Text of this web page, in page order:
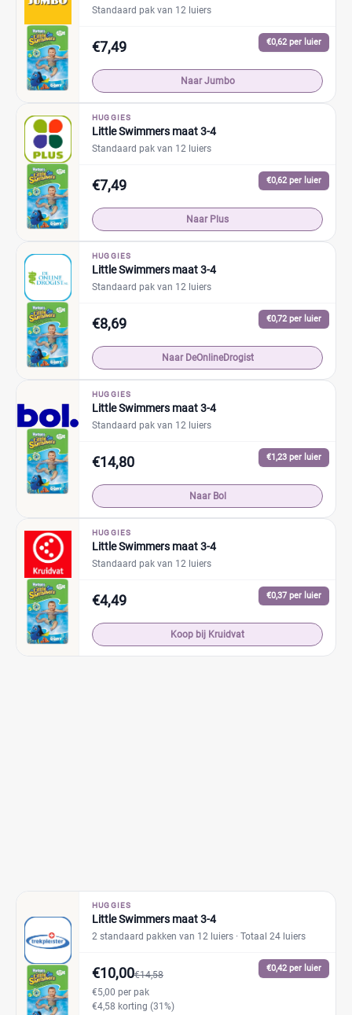
Standaard pak van 12 luiers
€0,62 per luier
€7,49
Naar Jumbo
HUGGIES
Little Swimmers maat 3-4
Standaard pak van 12 luiers
€0,62 per luier
€7,49
Naar Plus
HUGGIES
Little Swimmers maat 3-4
Standaard pak van 12 luiers
€0,72 per luier
€8,69
Naar DeOnlineDrogist
HUGGIES
Little Swimmers maat 3-4
Standaard pak van 12 luiers
€1,23 per luier
€14,80
Naar Bol
HUGGIES
Little Swimmers maat 3-4
Standaard pak van 12 luiers
€0,37 per luier
€4,49
Koop bij Kruidvat
HUGGIES
Little Swimmers maat 3-4
2 standaard pakken van 12 luiers · Totaal 24 luiers
€0,42 per luier
€10,00€14,58
€5,00 per pak
€4,58 korting (31%)